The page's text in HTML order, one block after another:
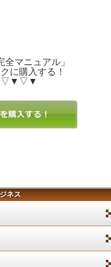
全マニュアル」
に購入する！
ネス